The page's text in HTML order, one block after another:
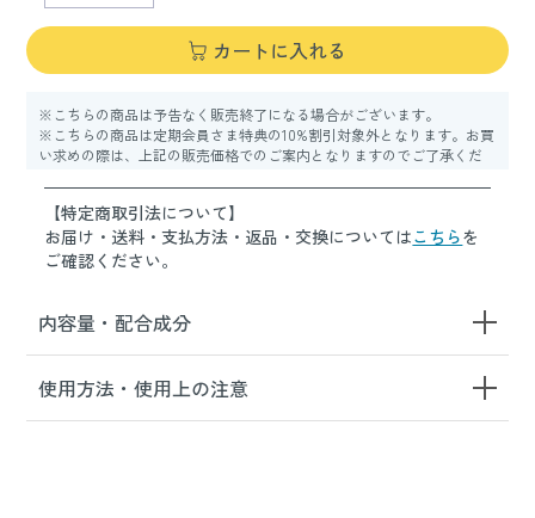
カートに入れる
※こちらの商品は予告なく販売終了になる場合がございます。
※こちらの商品は定期会員さま特典の10%割引対象外となります。お買
い求めの際は、上記の販売価格でのご案内となりますのでご了承くだ
【特定商取引法について】
お届け・送料・支払方法・返品・交換についてはこちらを
ご確認ください。
内容量・配合成分
使用方法・使用上の注意